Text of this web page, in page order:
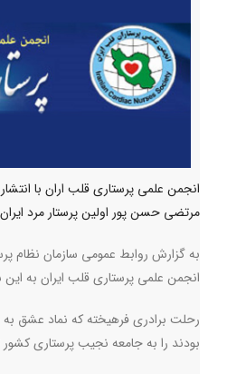
انجمن علمی پرستاری قلب اران با
مرتضی حسن پور اولین پرستار مرد
به گزارش روابط عمومی سازمان نظام
انجمن علمی پرستاری قلب ایران به
رحلت برادری فرهیخته که نماد عشق
بودند را به جامعه نجیب پرستاری